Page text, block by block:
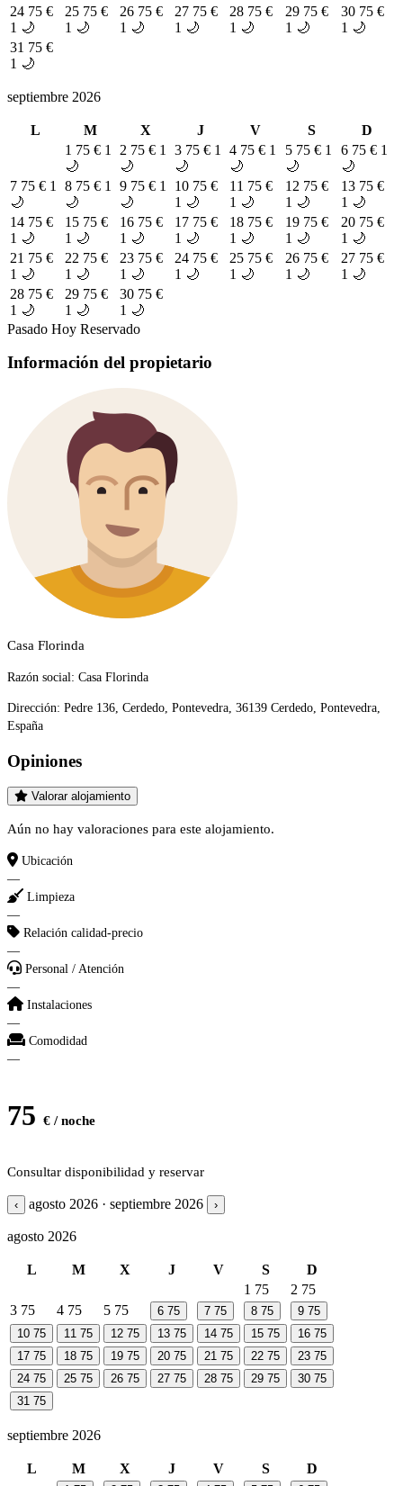
24 75 €
1 🌙
25 75 €
1 🌙
26 75 €
1 🌙
27 75 €
1 🌙
28 75 €
1 🌙
29 75 €
1 🌙
30 75 €
1 🌙
31 75 €
1 🌙
septiembre 2026
L M X J V S
D
1 75 € 1
🌙
2 75 € 1
🌙
3 75 € 1
🌙
4 75 € 1
🌙
5 75 € 1
🌙
6 75 € 1
🌙
7 75 € 1
🌙
8 75 € 1
🌙
9 75 € 1
🌙
10 75 €
1 🌙
11 75 €
1 🌙
12 75 €
1 🌙
13 75 €
1 🌙
14 75 €
1 🌙
15 75 €
1 🌙
16 75 €
1 🌙
17 75 €
1 🌙
18 75 €
1 🌙
19 75 €
1 🌙
20 75 €
1 🌙
21 75 €
1 🌙
22 75 €
1 🌙
23 75 €
1 🌙
24 75 €
1 🌙
25 75 €
1 🌙
26 75 €
1 🌙
27 75 €
1 🌙
28 75 €
1 🌙
29 75 €
1 🌙
30 75 €
1 🌙
Pasado Hoy Reservado
Información del propietario
Casa Florinda
Razón social: Casa Florinda
Dirección: Pedre 136, Cerdedo, Pontevedra, 36139 Cerdedo, Pontevedra,
España
Opiniones
Valorar alojamiento
Aún no hay valoraciones para este alojamiento.
Ubicación
—
Limpieza
—
Relación calidad-precio
—
Personal / Atención
—
Instalaciones
—
Comodidad
—
75 € / noche
Consultar disponibilidad y reservar
‹ agosto 2026 · septiembre 2026 ›
agosto 2026
L M X J V S
D
1 75 2 75
3 75 4 75 5 75 6 75 7 75 8 75 9 75
10 75 11 75 12 75 13 75 14 75 15 75 16 75
17 75 18 75 19 75 20 75 21 75 22 75 23 75
24 75 25 75 26 75 27 75 28 75 29 75 30 75
31 75
septiembre 2026
L M X J V S D